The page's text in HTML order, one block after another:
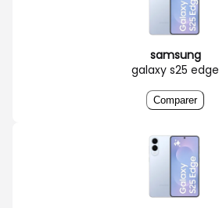
samsung
galaxy s25 edge
Comparer